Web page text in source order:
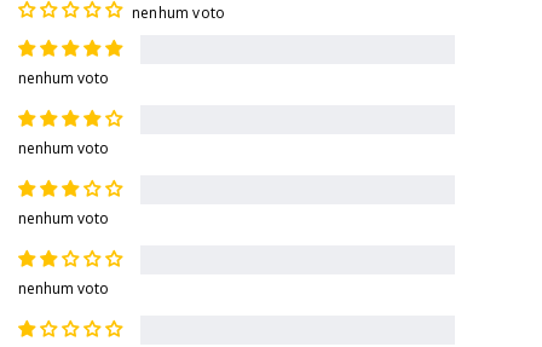
nenhum voto
nenhum voto
nenhum voto
nenhum voto
nenhum voto